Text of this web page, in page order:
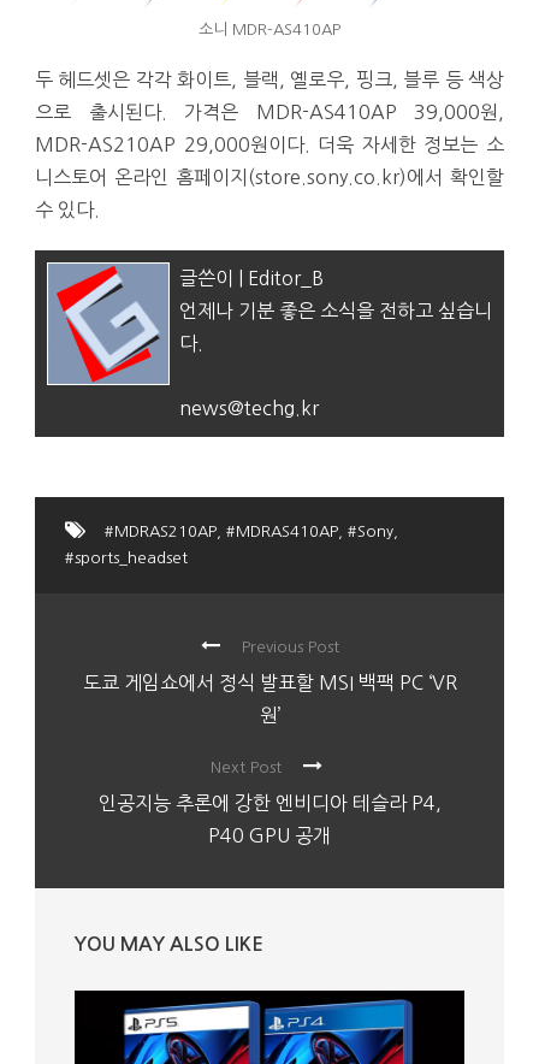
소니 MDR-AS410AP
두 헤드셋은 각각 화이트, 블랙, 옐로우, 핑크, 블루 등 색상
으로 출시된다. 가격은 MDR-AS410AP 39,000원,
MDR-AS210AP 29,000원이다. 더욱 자세한 정보는 소
니스토어 온라인 홈페이지(store.sony.co.kr)에서 확인할
수 있다.
글쓴이 | Editor_B
언제나 기분 좋은 소식을 전하고 싶습니
다.
news@techg.kr
#MDRAS210AP #MDRAS410AP #Sony
#sports_headset
Previous Post
도쿄 게임쇼에서 정식 발표할 MSI 백팩 PC ‘VR
원’
Next Post
인공지능 추론에 강한 엔비디아 테슬라 P4,
P40 GPU 공개
YOU MAY ALSO LIKE